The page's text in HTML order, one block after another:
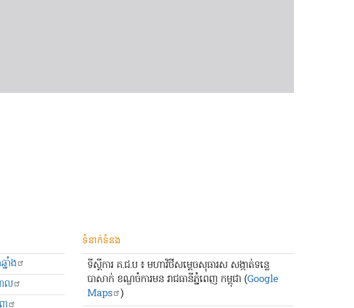
ាំង
ល
ញ
ទំនាក់ទំនង
ទីស្ដីការ គ.ជ.ប ៖ មហាវិថីសម្ដេចសុធារស សង្កាត់ទន្លេ
បាសាក់ ខណ្ឌចំការមន រាជធានីភ្នំពេញ កម្ពុជា (Google
Maps )